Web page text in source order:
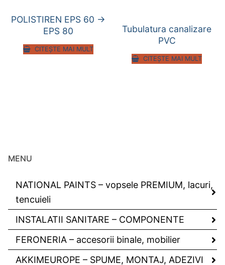
POLISTIREN EPS 60 ->
EPS 80
CITEȘTE MAI MULT
Tubulatura canalizare
PVC
CITEȘTE MAI MULT
MENU
NATIONAL PAINTS – vopsele PREMIUM, lacuri,
tencuieli
INSTALATII SANITARE – COMPONENTE
FERONERIA – accesorii binale, mobilier
AKKIMEUROPE – SPUME, MONTAJ, ADEZIVI